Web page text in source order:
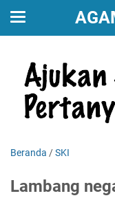
Beranda /SKI
Lambang